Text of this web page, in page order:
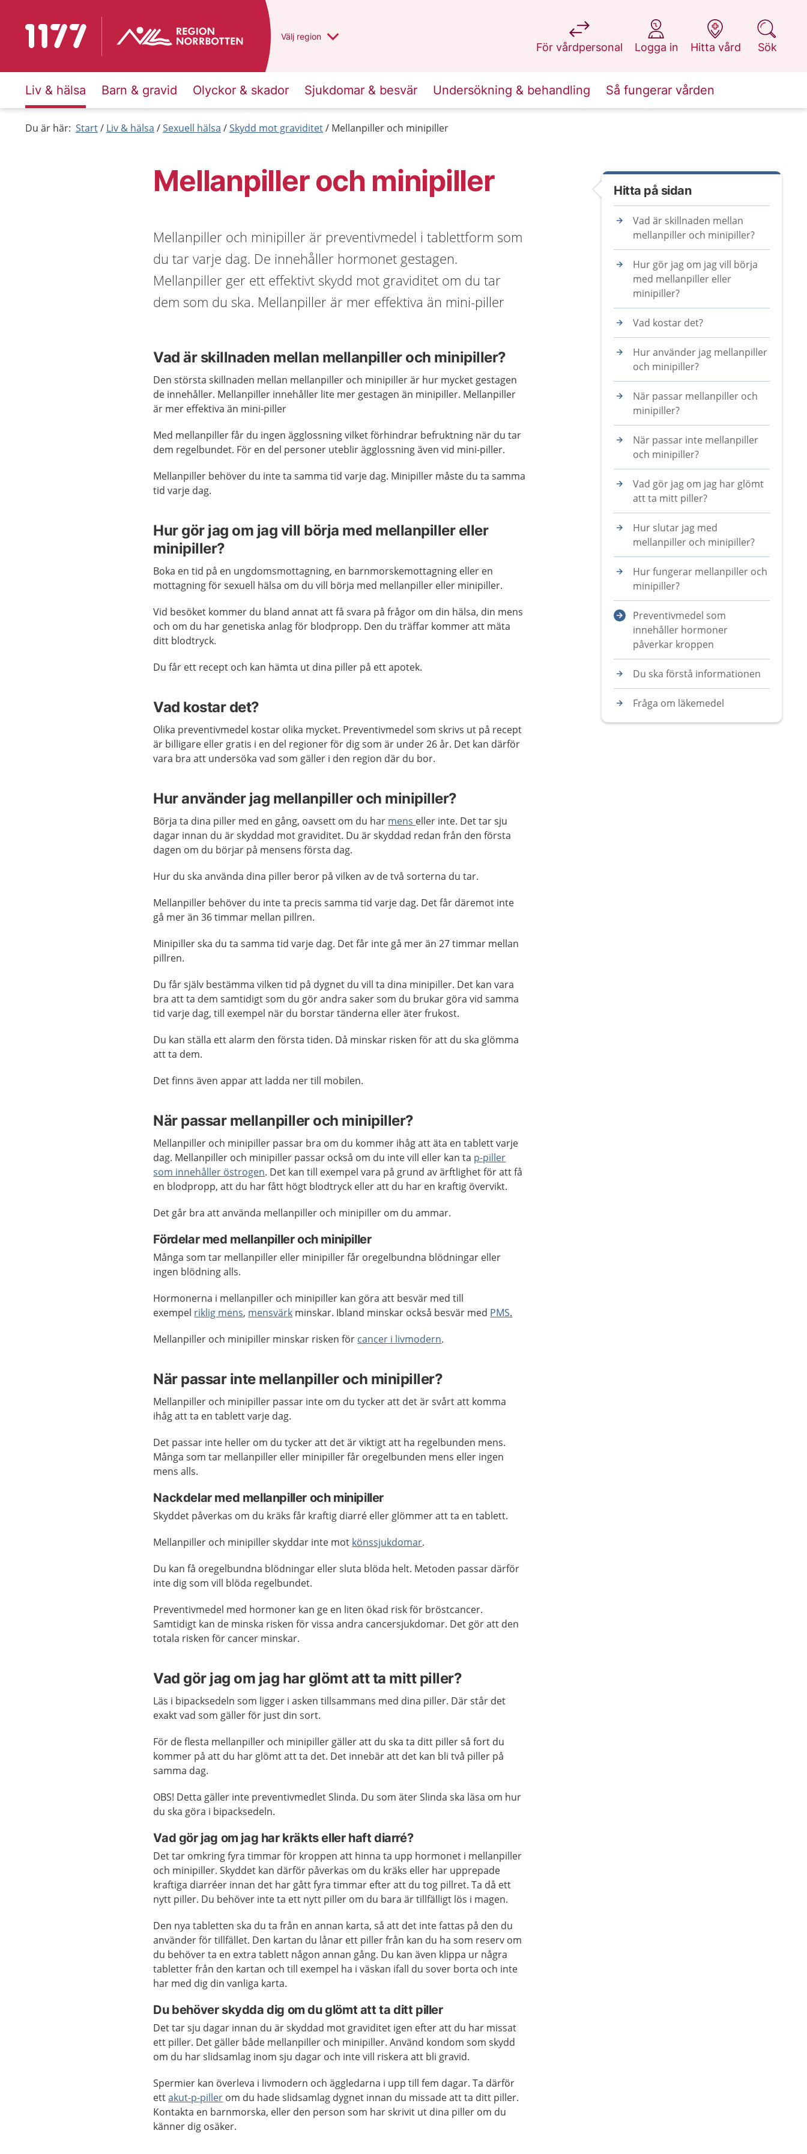
Till startsidan för 1177 Du har valt region
Välj en annan
region
För vårdpersonal
på 1177.se
Logga in
på 1177.se
Hitta vård
på 1177.se
Sök
på 1177.se
Liv & hälsa Barn & gravid Olyckor & skador Sjukdomar & besvär Undersökning & behandling Så fungerar vården
Du är här: Start Liv & hälsa Sexuell hälsa Skydd mot graviditet Mellanpiller och minipiller
Mellanpiller och minipiller
Mellanpiller och minipiller är preventivmedel i tablettform som
du tar varje dag. De innehåller hormonet gestagen.
Mellanpiller ger ett effektivt skydd mot graviditet om du tar
dem som du ska. Mellanpiller är mer effektiva än mini-piller
Vad är skillnaden mellan mellanpiller och minipiller?
Den största skillnaden mellan mellanpiller och minipiller är hur mycket gestagen
de innehåller. Mellanpiller innehåller lite mer gestagen än minipiller. Mellanpiller
är mer effektiva än mini-piller
Med mellanpiller får du ingen ägglossning vilket förhindrar befruktning när du tar
dem regelbundet. För en del personer uteblir ägglossning även vid mini-piller.
Mellanpiller behöver du inte ta samma tid varje dag. Minipiller måste du ta samma
tid varje dag.
Hur gör jag om jag vill börja med mellanpiller eller
minipiller?
Boka en tid på en ungdomsmottagning, en barnmorskemottagning eller en
mottagning för sexuell hälsa om du vill börja med mellanpiller eller minipiller.
Vid besöket kommer du bland annat att få svara på frågor om din hälsa, din mens
och om du har genetiska anlag för blodpropp. Den du träffar kommer att mäta
ditt blodtryck.
Du får ett recept och kan hämta ut dina piller på ett apotek.
Vad kostar det?
Olika preventivmedel kostar olika mycket. Preventivmedel som skrivs ut på recept
är billigare eller gratis i en del regioner för dig som är under 26 år. Det kan därför
vara bra att undersöka vad som gäller i den region där du bor.
Hur använder jag mellanpiller och minipiller?
Börja ta dina piller med en gång, oavsett om du har mens eller inte. Det tar sju
dagar innan du är skyddad mot graviditet. Du är skyddad redan från den första
dagen om du börjar på mensens första dag.
Hur du ska använda dina piller beror på vilken av de två sorterna du tar.
Mellanpiller behöver du inte ta precis samma tid varje dag. Det får däremot inte
gå mer än 36 timmar mellan pillren.
Minipiller ska du ta samma tid varje dag. Det får inte gå mer än 27 timmar mellan
pillren.
Du får själv bestämma vilken tid på dygnet du vill ta dina minipiller. Det kan vara
bra att ta dem samtidigt som du gör andra saker som du brukar göra vid samma
tid varje dag, till exempel när du borstar tänderna eller äter frukost.
Du kan ställa ett alarm den första tiden. Då minskar risken för att du ska glömma
att ta dem.
Det finns även appar att ladda ner till mobilen.
När passar mellanpiller och minipiller?
Mellanpiller och minipiller passar bra om du kommer ihåg att äta en tablett varje
dag. Mellanpiller och minipiller passar också om du inte vill eller kan ta p-piller
som innehåller östrogen. Det kan till exempel vara på grund av ärftlighet för att få
en blodpropp, att du har fått högt blodtryck eller att du har en kraftig övervikt.
Det går bra att använda mellanpiller och minipiller om du ammar.
Fördelar med mellanpiller och minipiller
Många som tar mellanpiller eller minipiller får oregelbundna blödningar eller
ingen blödning alls.
Hormonerna i mellanpiller och minipiller kan göra att besvär med till
exempel riklig mens, mensvärk minskar. Ibland minskar också besvär med PMS.
Mellanpiller och minipiller minskar risken för cancer i livmodern.
När passar inte mellanpiller och minipiller?
Mellanpiller och minipiller passar inte om du tycker att det är svårt att komma
ihåg att ta en tablett varje dag.
Det passar inte heller om du tycker att det är viktigt att ha regelbunden mens.
Många som tar mellanpiller eller minipiller får oregelbunden mens eller ingen
mens alls.
Nackdelar med mellanpiller och minipiller
Skyddet påverkas om du kräks får kraftig diarré eller glömmer att ta en tablett.
Mellanpiller och minipiller skyddar inte mot könssjukdomar.
Du kan få oregelbundna blödningar eller sluta blöda helt. Metoden passar därför
inte dig som vill blöda regelbundet.
Preventivmedel med hormoner kan ge en liten ökad risk för bröstcancer.
Samtidigt kan de minska risken för vissa andra cancersjukdomar. Det gör att den
totala risken för cancer minskar.
Vad gör jag om jag har glömt att ta mitt piller?
Läs i bipacksedeln som ligger i asken tillsammans med dina piller. Där står det
exakt vad som gäller för just din sort.
För de flesta mellanpiller och minipiller gäller att du ska ta ditt piller så fort du
kommer på att du har glömt att ta det. Det innebär att det kan bli två piller på
samma dag.
OBS! Detta gäller inte preventivmedlet Slinda. Du som äter Slinda ska läsa om hur
du ska göra i bipacksedeln.
Vad gör jag om jag har kräkts eller haft diarré?
Det tar omkring fyra timmar för kroppen att hinna ta upp hormonet i mellanpiller
och minipiller. Skyddet kan därför påverkas om du kräks eller har upprepade
kraftiga diarréer innan det har gått fyra timmar efter att du tog pillret. Ta då ett
nytt piller. Du behöver inte ta ett nytt piller om du bara är tillfälligt lös i magen.
Den nya tabletten ska du ta från en annan karta, så att det inte fattas på den du
använder för tillfället. Den kartan du lånar ett piller från kan du ha som reserv om
du behöver ta en extra tablett någon annan gång. Du kan även klippa ur några
tabletter från den kartan och till exempel ha i väskan ifall du sover borta och inte
har med dig din vanliga karta.
Du behöver skydda dig om du glömt att ta ditt piller
Det tar sju dagar innan du är skyddad mot graviditet igen efter att du har missat
ett piller. Det gäller både mellanpiller och minipiller. Använd kondom som skydd
om du har slidsamlag inom sju dagar och inte vill riskera att bli gravid.
Spermier kan överleva i livmodern och äggledarna i upp till fem dagar. Ta därför
ettakut-p-piller om du hade slidsamlag dygnet innan du missade att ta ditt piller.
Kontakta en barnmorska, eller den person som har skrivit ut dina piller om du
känner dig osäker.
Hitta på sidan
Vad är skillnaden mellan
mellanpiller och minipiller?
Hur gör jag om jag vill börja
med mellanpiller eller
minipiller?
Vad kostar det?
Hur använder jag mellanpiller
och minipiller?
När passar mellanpiller och
minipiller?
När passar inte mellanpiller
och minipiller?
Vad gör jag om jag har glömt
att ta mitt piller?
Hur slutar jag med
mellanpiller och minipiller?
Hur fungerar mellanpiller och
minipiller?
Preventivmedel som
innehåller hormoner
påverkar kroppen
Du ska förstå informationen
Fråga om läkemedel